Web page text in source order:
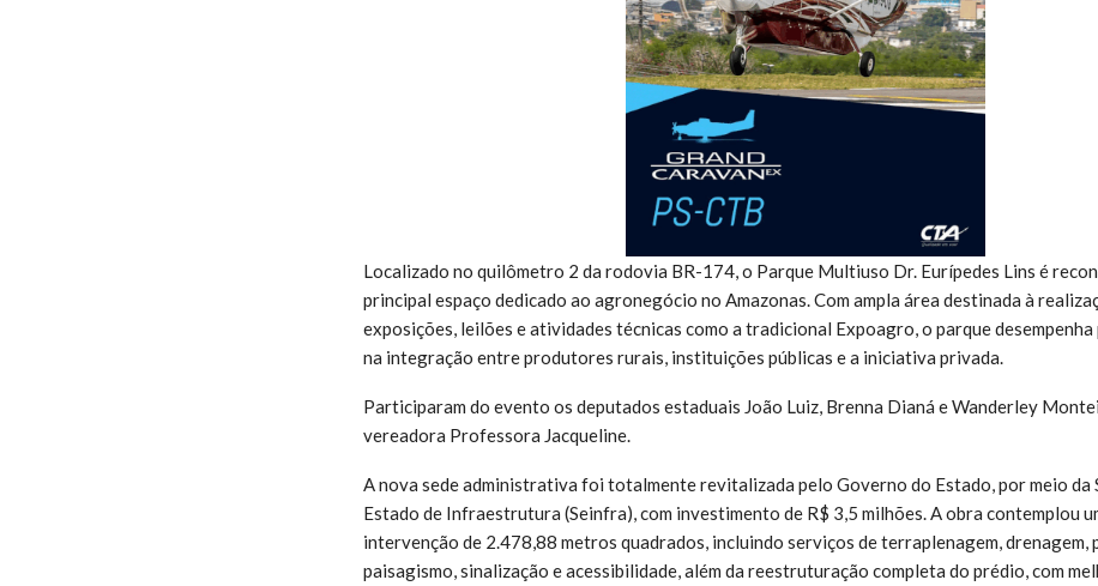
Localizado no quilômetro 2 da rodovia BR-174, o Parque Multiuso Dr. Eurípedes Lins é
principal espaço dedicado ao agronegócio no Amazonas. Com ampla área destinada à
exposições, leilões e atividades técnicas como a tradicional Expoagro, o parque
na integração entre produtores rurais, instituições públicas e a iniciativa privada.
Participaram do evento os deputados estaduais João Luiz, Brenna Dianá e Wanderley
vereadora Professora Jacqueline.
A nova sede administrativa foi totalmente revitalizada pelo Governo do Estado, por meio da
Estado de Infraestrutura (Seinfra), com investimento de R$ 3,5 milhões. A obra contemplou
intervenção de 2.478,88 metros quadrados, incluindo serviços de terraplenagem, drenagem,
paisagismo, sinalização e acessibilidade, além da reestruturação completa do prédio, com